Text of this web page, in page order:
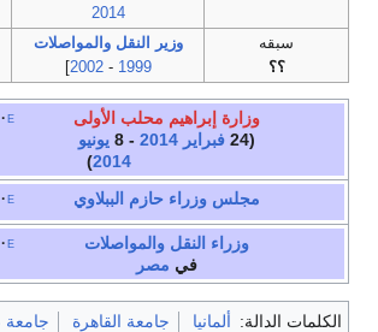
2014
سبقه
؟؟
وزير النقل والمواصلات
1999
-
2002
]
e
وزارة إبراهيم محلب الأولى
(24
فبراير 2014
- 8
يونيو
2014
)
e مجلس وزراء حازم الببلاوي
e
وزراء النقل والمواصلات
في مصر
الكلمات الدالة: ألمانيا جامعة القاهرة